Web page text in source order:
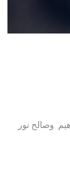
وصالح نور